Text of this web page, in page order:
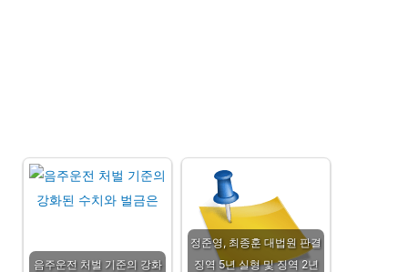
음주운전 처벌 기준의 강화
정준영, 최종훈 대법원 판결
징역 5년 실형 및 징역 2년